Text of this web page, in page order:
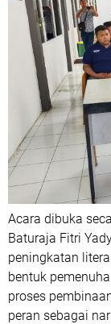
Acara dibuka
Baturaja Fitri
peningkatan
bentuk
proses
peran sebagai